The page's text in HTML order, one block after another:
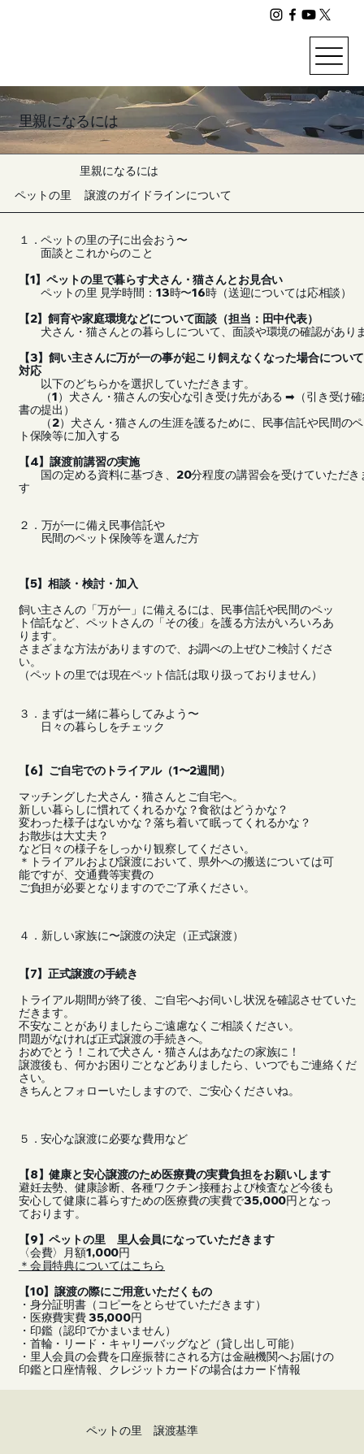
里親になるには
里親になるには
ペットの里 譲渡のガイドラインについて
１．ペットの里の子に出会おう〜
面談とこれからのこと
【1】ペットの里で暮らす犬さん・猫さんとお見合い
ペットの里 見学時間：13時〜16時（送迎については応相談）
【2】飼育や家庭環境などについて面談（担当：田中代表）
犬さん・猫さんとの暮らしについて、面談や環境の確認があり
【3】飼い主さんに万が一の事が起こり飼えなくなった場合につい
対応
以下のどちらかを選択していただきます。
（1）犬さん・猫さんの安心な引き受け先がある ➡（引き受け
書の提出）
（2）犬さん・猫さんの生涯を護るために、民事信託や民間の
ト保険等に加入する
【4】譲渡前講習の実施
国の定める資料に基づき、20分程度の講習会を受けていただき
す
２．万が一に備え民事信託や
民間のペット保険等を選んだ方
【5】相談・検討・加入
飼い主さんの「万が一」に備えるには、民事信託や民間のペッ
ト信託など、ペットさんの「その後」を護る方法がいろいろあ
ります。
さまざまな方法がありますので、お調べの上ぜひご検討くださ
い。
（ペットの里では現在ペット信託は取り扱っておりません）
３．まずは一緒に暮らしてみよう〜
日々の暮らしをチェック
【6】ご自宅でのトライアル（1〜2週間）
マッチングした犬さん・猫さんとご自宅へ。
新しい暮らしに慣れてくれるかな？食欲はどうかな？
変わった様子はないかな？落ち着いて眠ってくれるかな？
お散歩は大丈夫？
など日々の様子をしっかり観察してください。
＊トライアルおよび譲渡において、県外への搬送については可
能ですが、交通費等実費の
ご負担が必要となりますのでご了承ください。
４．新しい家族に〜譲渡の決定（正式譲渡）
【7】正式譲渡の手続き
トライアル期間が終了後、ご自宅へお伺いし状況を確認させていた
だきます。
不安なことがありましたらご遠慮なくご相談ください。
問題がなければ正式譲渡の手続きへ。
おめでとう！これで犬さん・猫さんはあなたの家族に！
譲渡後も、何かお困りごとなどありましたら、いつでもご連絡くだ
さい。
きちんとフォローいたしますので、ご安心くださいね。
ペットの里 譲渡基準
５．安心な譲渡に必要な費用など
【8】健康と安心譲渡のため医療費の実費負担をお願いします
避妊去勢、健康診断、各種ワクチン接種および検査など今後も
安心して健康に暮らすための医療費の実費で35,000円となっ
ております。
【9】ペットの里 里人会員になっていただきます
〈会費〉月額1,000円
＊会員特典についてはこちら
【10】譲渡の際にご用意いただくもの
・身分証明書（コピーをとらせていただきます）
・医療費実費 35,000円
・印鑑（認印でかまいません）
・首輪・リード・キャリーバッグなど（貸し出し可能）
・里人会員の会費を口座振替にされる方は金融機関へお届けの
印鑑と口座情報、クレジットカードの場合はカード情報